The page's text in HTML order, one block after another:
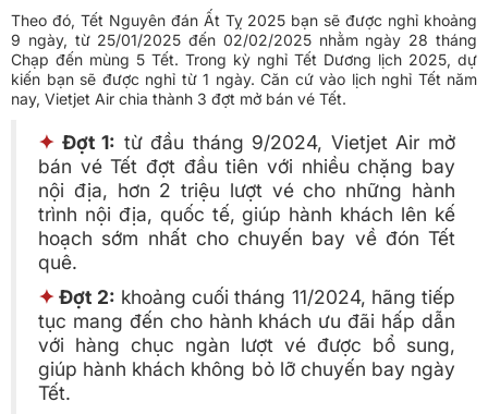
Theo đó, Tết Nguyên đán Ất Tỵ 2025 bạn sẽ được nghỉ khoảng
9 ngày, từ 25/01/2025 đến 02/02/2025 nhằm ngày 28 tháng
Chạp đến mùng 5 Tết. Trong kỳ nghỉ Tết Dương lịch 2025, dự
kiến bạn sẽ được nghỉ từ 1 ngày. Căn cứ vào lịch nghỉ Tết năm
nay, Vietjet Air chia thành 3 đợt mở bán vé Tết.
✦ Đợt 1: từ đầu tháng 9/2024, Vietjet Air mở
bán vé Tết đợt đầu tiên với nhiều chặng bay
nội địa, hơn 2 triệu lượt vé cho những hành
trình nội địa, quốc tế, giúp hành khách lên kế
hoạch sớm nhất cho chuyến bay về đón Tết
quê.
✦Đợt 2: khoảng cuối tháng 11/2024, hãng tiếp
tục mang đến cho hành khách ưu đãi hấp dẫn
với hàng chục ngàn lượt vé được bổ sung,
giúp hành khách không bỏ lỡ chuyến bay ngày
Tết.